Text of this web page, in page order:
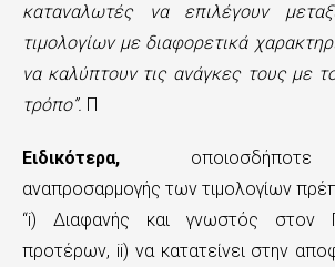
καταναλωτές να επιλέγουν
τιμολογίων με διαφορετικά
να καλύπτουν τις ανάγκες τους με
τρόπο”. Π
Ειδικότερα, oποιοσδήποτε
αναπροσαρμογής των τιμολογίων
“i) Διαφανής και γνωστός στον
προτέρων, ii) να κατατείνει στην